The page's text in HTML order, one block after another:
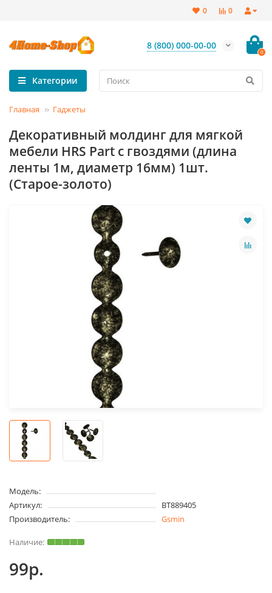
0
0
8 (800) 000-00-00
0
Категории
Главная Гаджеты
Декоративный молдинг для мягкой
мебели HRS Part с гвоздями (длина
ленты 1м, диаметр 16мм) 1шт.
(Старое-золото)
Модель:
Артикул:
BT889405
Производитель:
Gsmin
99р.